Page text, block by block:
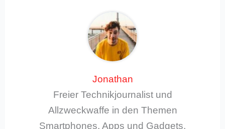
Jonathan
Freier Technikjournalist und
Allzweckwaffe in den Themen
Smartphones, Apps und Gadgets,